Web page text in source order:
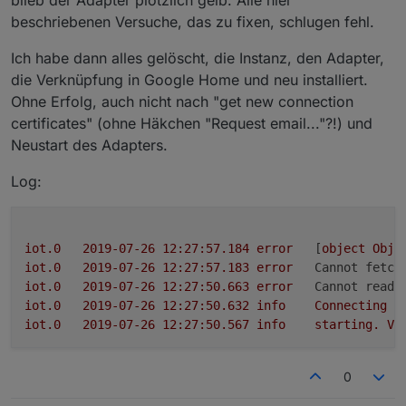
beschriebenen Versuche, das zu fixen, schlugen fehl.
Ich habe dann alles gelöscht, die Instanz, den Adapter,
die Verknüpfung in Google Home und neu installiert.
Ohne Erfolg, auch nicht nach "get new connection
certificates" (ohne Häkchen "Request email..."?!) und
Neustart des Adapters.
Log:
iot.0 error
	[
object
iot.0
error
Cannot
iot.0
error
Cannot read
iot.0
info Connecting
iot.0
info starting.
0